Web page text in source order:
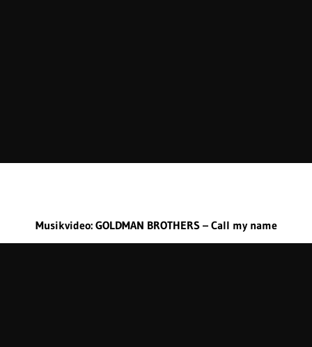
Musikvideo: GOLDMAN BROTHERS – Call my name